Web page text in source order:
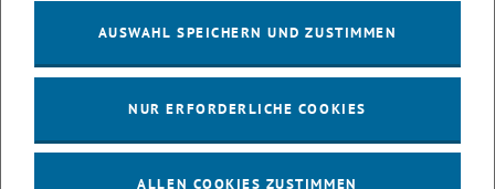
Info Session Learning Journey Turin
INFORMATIONSVERANSTALTUNG Online, Via Zoom
AUSWAHL SPEICHERN UND ZUSTIMMEN
NUR ERFORDERLICHE COOKIES
ALLEN COOKIES ZUSTIMMEN